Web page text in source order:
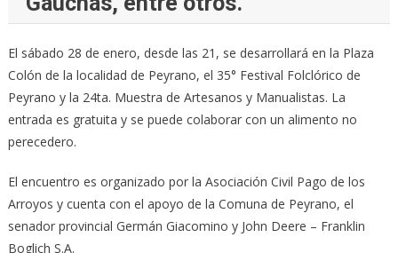
El sábado 28 de enero, desde las 21, se desarrollará en la Plaza
Colón de la localidad de Peyrano, el 35° Festival Folclórico de
Peyrano y la 24ta. Muestra de Artesanos y Manualistas. La
entrada es gratuita y se puede colaborar con un alimento no
perecedero.
El encuentro es organizado por la Asociación Civil Pago de los
Arroyos y cuenta con el apoyo de la Comuna de Peyrano, el
senador provincial Germán Giacomino y John Deere – Franklin
Boglich S.A.